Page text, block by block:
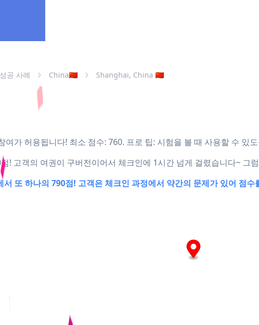
성공 사례 China🇨🇳 Shanghai, China 🇨🇳
여가 허용됩니다! 최소 점수: 760. 프로 팁: 시험을 볼 때 사용할 수 있
! 고객의 여권이 구버전이어서 체크인에 1시간 넘게 걸렸습니다~ 그
서 또 하나의 790점! 고객은 체크인 과정에서 약간의 문제가 있어 점